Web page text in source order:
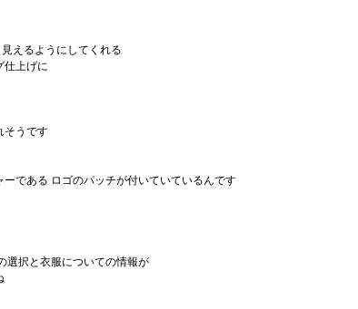
えるようにしてくれる
仕上げに
そうです
である ロゴのパッチが付いていているんです
選択と衣服についての情報が